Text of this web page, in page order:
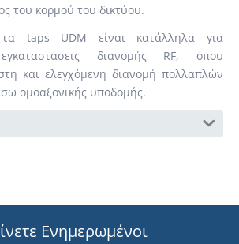
του κορμού του δικτύου.
taps UDM είναι κατάλληλα για
εγκαταστάσεις διανομής RF, όπου
και ελεγχόμενη διανομή πολλαπλών
ομοαξονικής υποδομής.
Ενημερωμένοι